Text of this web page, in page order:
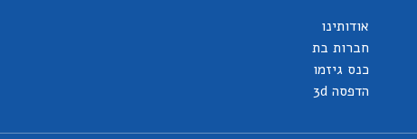
אודותינו
חברות בת
כנס גיזמו
הדפסה 3d